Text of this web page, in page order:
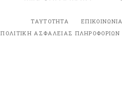
ΤΑΥΤΟΤΗΤΑ ΕΠΙΚΟΙΝΩΝΙΑ
ΠΟΛΙΤΙΚΗ ΑΣΦΑΛΕΙΑΣ